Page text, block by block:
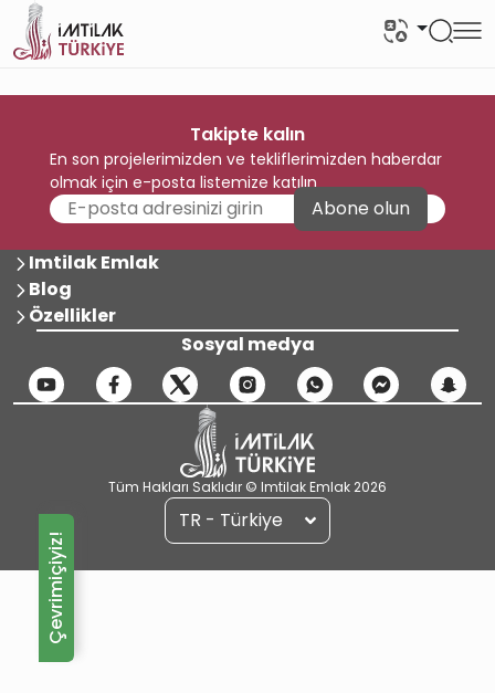
Takipte kalın
En son projelerimizden ve tekliflerimizden haberdar
olmak için e-posta listemize katılın
Abone olun
Imtilak Emlak
Blog
Özellikler
Sosyal medya
Tüm Hakları Saklıdır © Imtilak Emlak 2026
TR - Türkiye
Çevrimiçiyiz!